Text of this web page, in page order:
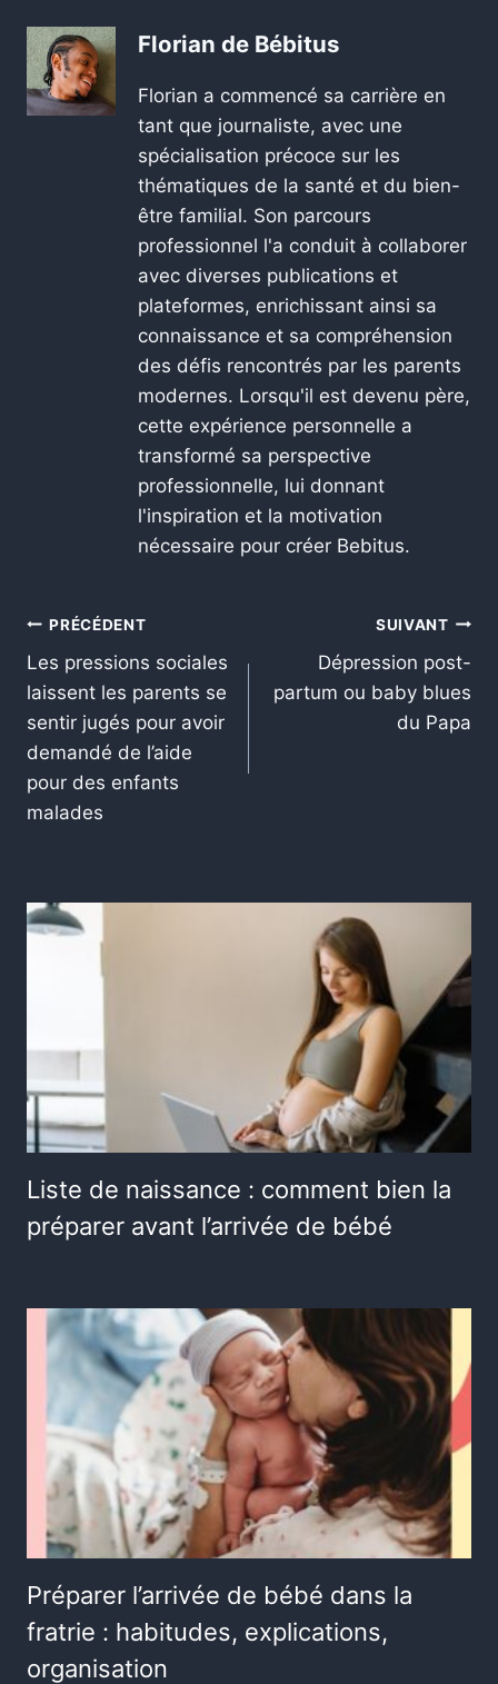
Florian de Bébitus
Florian a commencé sa carrière en
tant que journaliste, avec une
spécialisation précoce sur les
thématiques de la santé et du bien-
être familial. Son parcours
professionnel l'a conduit à collaborer
avec diverses publications et
plateformes, enrichissant ainsi sa
connaissance et sa compréhension
des défis rencontrés par les parents
modernes. Lorsqu'il est devenu père,
cette expérience personnelle a
transformé sa perspective
professionnelle, lui donnant
l'inspiration et la motivation
nécessaire pour créer Bebitus.
PRÉCÉDENT
Les pressions sociales
laissent les parents se
sentir jugés pour avoir
demandé de l’aide
pour des enfants
malades
SUIVANT
Dépression post-
partum ou baby blues
du Papa
Liste de naissance : comment bien la
préparer avant l’arrivée de bébé
Préparer l’arrivée de bébé dans la
fratrie : habitudes, explications,
organisation